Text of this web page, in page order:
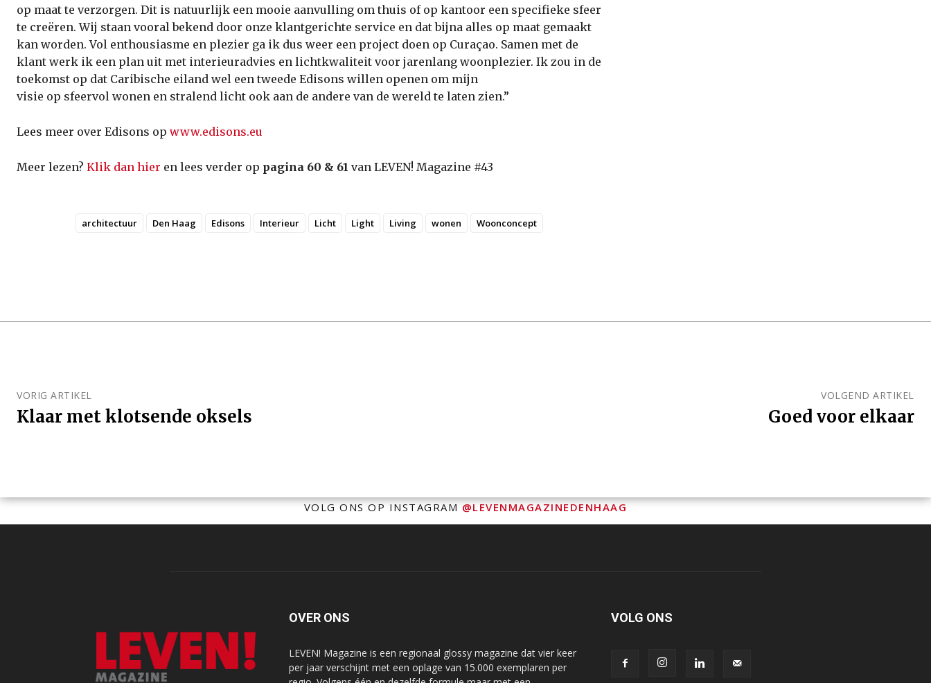
op maat te verzorgen. Dit is natuurlijk een mooie aanvulling om thuis of op kantoor een specifieke sfeer
te creëren. Wij staan vooral bekend door onze klantgerichte service en dat bijna alles op maat gemaakt
kan worden. Vol enthousiasme en plezier ga ik dus weer een project doen op Curaçao. Samen met de
klant werk ik een plan uit met interieuradvies en lichtkwaliteit voor jarenlang woonplezier. Ik zou in de
toekomst op dat Caribische eiland wel een tweede Edisons willen openen om mijn
visie op sfeervol wonen en stralend licht ook aan de andere van de wereld te laten zien.”
Lees meer over Edisons op www.edisons.eu
Meer lezen? Klik dan hier en lees verder op pagina 60 & 61 van LEVEN! Magazine #43
architectuur Den Haag Edisons Interieur Licht Light Living wonen Woonconcept
VORIG ARTIKEL
Klaar met klotsende oksels
VOLGEND ARTIKEL
Goed voor elkaar
VOLG ONS OP INSTAGRAM@LEVENMAGAZINEDENHAAG
OVER ONS
LEVEN! Magazine is een regionaal glossy magazine dat vier keer
per jaar verschijnt met een oplage van 15.000 exemplaren per
VOLG ONS